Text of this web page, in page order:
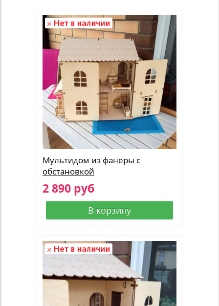
Мультидом из фанеры с
обстановкой
2 890 руб
В корзину